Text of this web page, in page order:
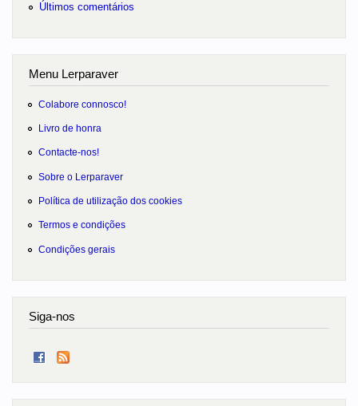
Últimos comentários
Menu Lerparaver
Colabore connosco!
Livro de honra
Contacte-nos!
Sobre o Lerparaver
Política de utilização dos cookies
Termos e condições
Condições gerais
Siga-nos